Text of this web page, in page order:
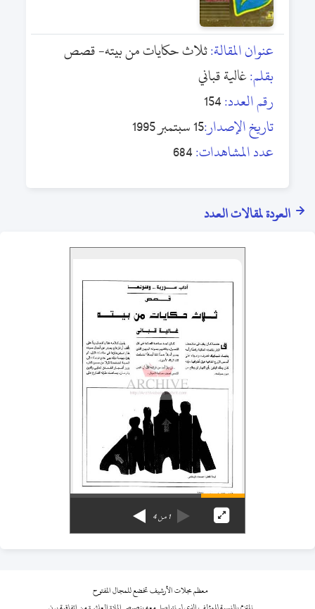
عنوان المقالة:ثلاث حكايات من بيته- قصص
بقلم:غالية قباني
رقم العدد:154
تاريخ الإصدار:15 سبتمبر 1995
عدد المشاهدات:684
العودة لمقالات العدد
1من4
معظم مجلات الأرشيف تخضع للمجال المفتوح